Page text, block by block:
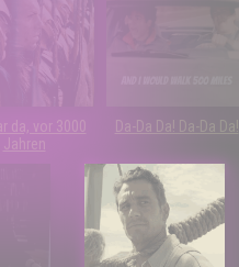
da, vor 3000
Jahren
Da-Da Da! Da-Da Da!